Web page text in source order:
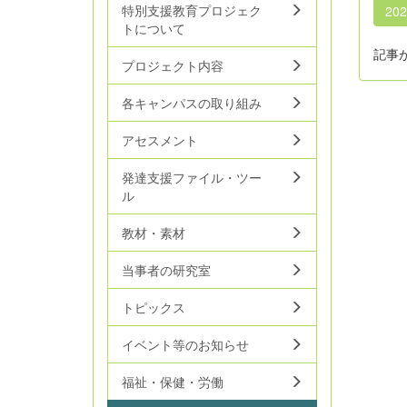
記事
特別支援教育プロジェク
トについて
プロジェクト内容
各キャンパスの取り組み
アセスメント
発達支援ファイル・ツー
ル
教材・素材
当事者の研究室
トピックス
イベント等のお知らせ
福祉・保健・労働